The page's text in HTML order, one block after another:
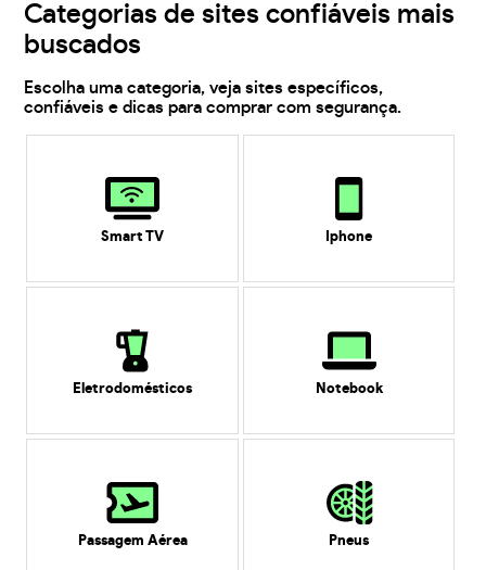
Categorias de sites confiáveis mais
buscados
Escolha uma categoria, veja sites específicos,
confiáveis e dicas para comprar com segurança.
Smart TV Iphone
Eletrodomésticos Notebook
Passagem Aérea Pneus